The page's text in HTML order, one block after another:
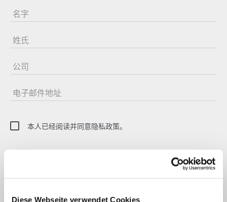
Diese Webseite verwendet Cookies
名字
姓氏
公司
电子邮件地址
本人已经阅读并同意隐私政策。